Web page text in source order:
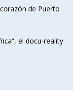
de Puerto
el docu-reality